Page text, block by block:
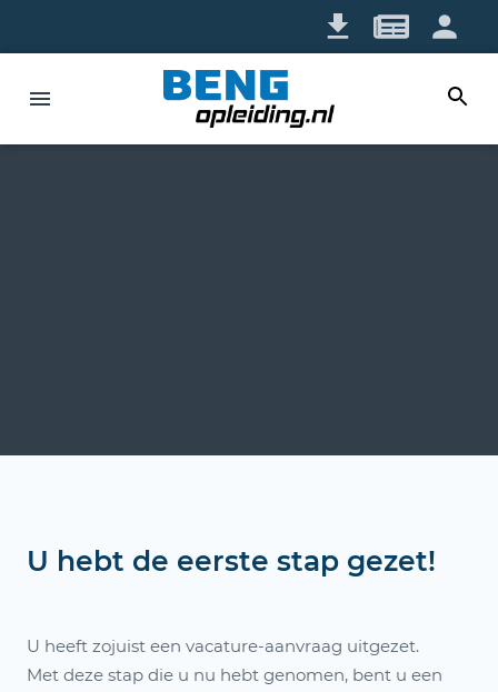
U hebt de eerste stap gezet!
U heeft zojuist een vacature-aanvraag uitgezet.
Met deze stap die u nu hebt genomen, bent u een